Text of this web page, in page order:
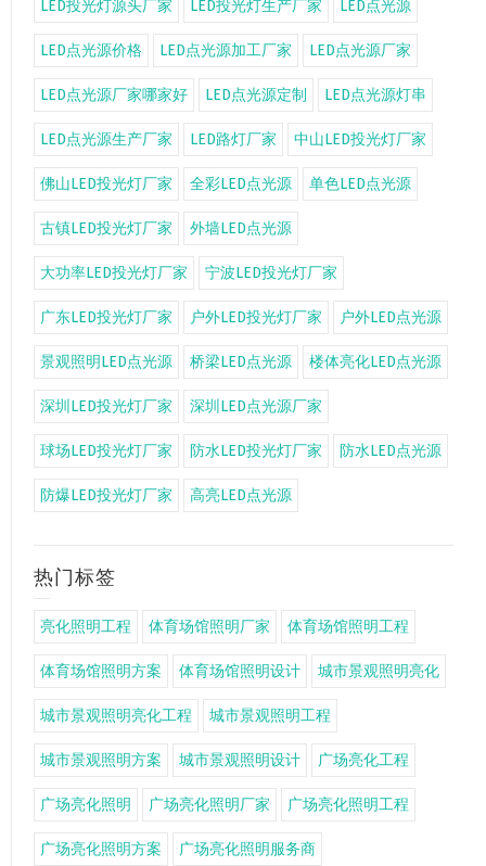
LED投光灯源头厂家 LED投光灯生产厂家 LED点光源
LED点光源价格 LED点光源加工厂家 LED点光源厂家
LED点光源厂家哪家好 LED点光源定制 LED点光源灯串
LED点光源生产厂家 LED路灯厂家 中山LED投光灯厂家
佛山LED投光灯厂家 全彩LED点光源 单色LED点光源
古镇LED投光灯厂家 外墙LED点光源
大功率LED投光灯厂家 宁波LED投光灯厂家
广东LED投光灯厂家 户外LED投光灯厂家 户外LED点光源
景观照明LED点光源 桥梁LED点光源 楼体亮化LED点光源
深圳LED投光灯厂家 深圳LED点光源厂家
球场LED投光灯厂家 防水LED投光灯厂家 防水LED点光源
防爆LED投光灯厂家 高亮LED点光源
热门标签
亮化照明工程 体育场馆照明厂家 体育场馆照明工程
体育场馆照明方案 体育场馆照明设计 城市景观照明亮化
城市景观照明亮化工程 城市景观照明工程
城市景观照明方案 城市景观照明设计 广场亮化工程
广场亮化照明 广场亮化照明厂家 广场亮化照明工程
广场亮化照明方案 广场亮化照明服务商